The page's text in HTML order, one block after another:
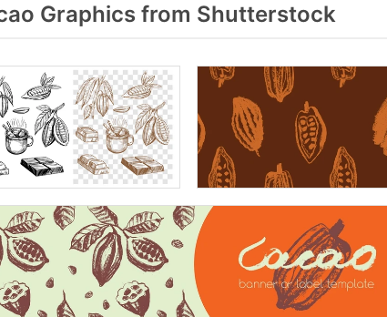
Graphics from Shutterstock